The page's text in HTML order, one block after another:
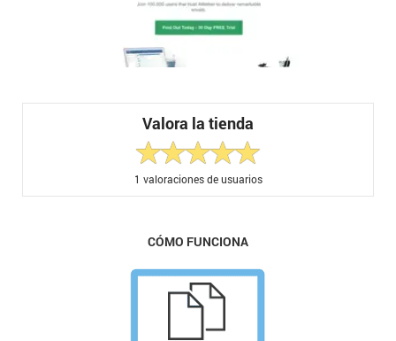
Valora la tienda
1 valoraciones de usuarios
CÓMO FUNCIONA